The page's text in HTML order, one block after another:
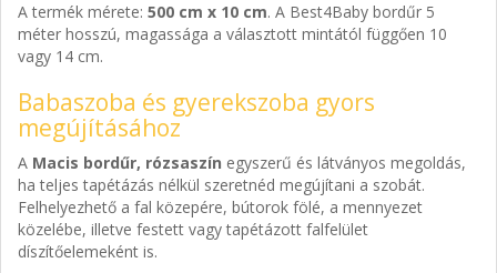
A termék mérete: 500 cm x 10 cm. A Best4Baby bordűr 5
méter hosszú, magassága a választott mintától függően 10
vagy 14 cm.
Babaszoba és gyerekszoba gyors
megújításához
A Macis bordűr, rózsaszín egyszerű és látványos megoldás,
ha teljes tapétázás nélkül szeretnéd megújítani a szobát.
Felhelyezhető a fal közepére, bútorok fölé, a mennyezet
közelébe, illetve festett vagy tapétázott falfelület
díszítőelemeként is.